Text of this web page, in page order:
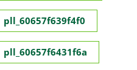
pll_60657f639f4f0
pll_60657f6431f6a